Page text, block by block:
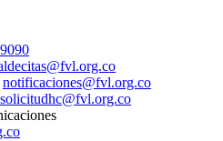
notificaciones@fvl.org.co
solicitudhc@fvl.org.co